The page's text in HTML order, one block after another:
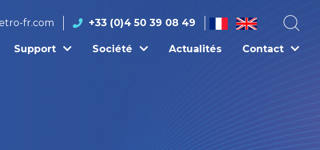
fr.com +33 (0)4 50 39 08 49
Support Société Actualités Contact